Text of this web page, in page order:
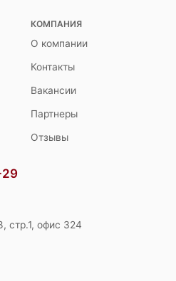
КОМПАНИЯ
О компании
Контакты
Вакансии
Партнеры
Отзывы
стр.1, офис 324